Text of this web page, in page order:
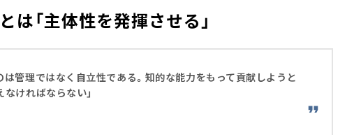
「主体性を発揮させる」
は管理ではなく自立性である。知的な能力をもって貢献しようと
ければならない」